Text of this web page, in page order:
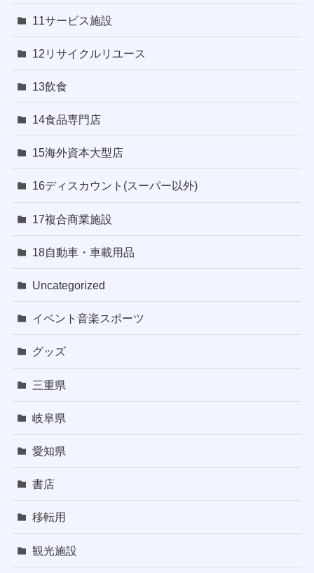
11サービス施設
12リサイクルリユース
13飲食
14食品専門店
15海外資本大型店
16ディスカウント(スーパー以外)
17複合商業施設
18自動車・車載用品
Uncategorized
イベント音楽スポーツ
グッズ
三重県
岐阜県
愛知県
書店
移転用
観光施設